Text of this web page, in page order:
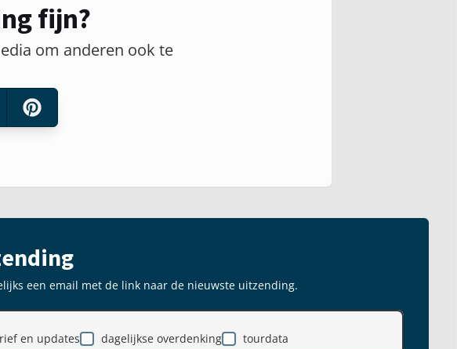
fijn?
om anderen ook te
een email met de link naar de nieuwste uitzending.
en updates
dagelijkse overdenking tourdata